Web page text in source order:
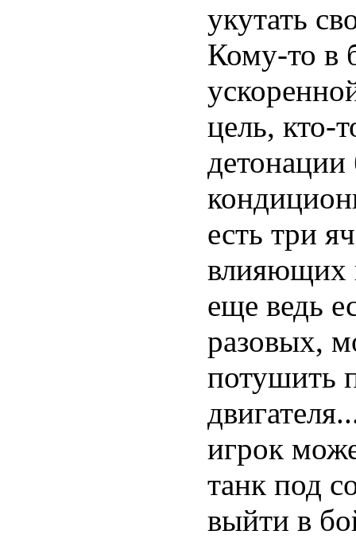
укутать
Кому-то в
цель, кто-
детонации
есть три
влияющих
еще ведь
разовых,
потушить
игрок
танк под
выйти в